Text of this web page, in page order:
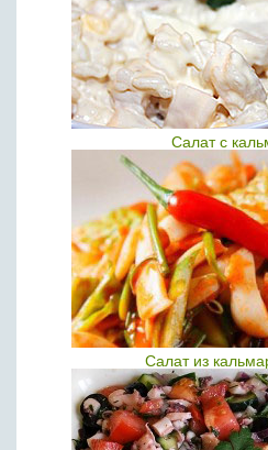
Салат с
Салат из